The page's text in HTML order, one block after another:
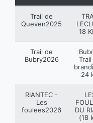
Trail de
Queven2025
18
Trail de
Bubry2026
24
RIANTEC -
Les
foulees2026
DU
(18